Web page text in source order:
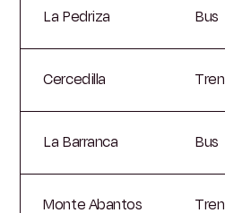
La Pedriza Bus
Cercedilla Tren
La Barranca Bus
Monte Abantos Tren